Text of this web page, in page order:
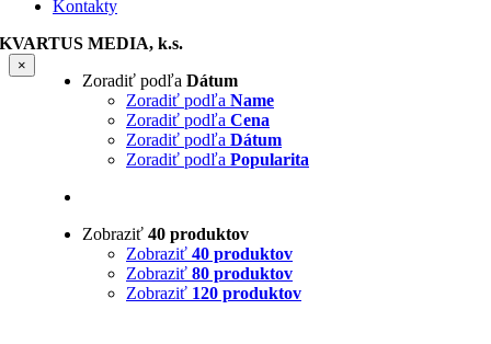
Kontakty
KVARTUS MEDIA, k.s.
Zoradiť podľa Dátum
Zoradiť podľa Name
Zoradiť podľa Cena
Zoradiť podľa Dátum
Zoradiť podľa Popularita
Zobraziť 40 produktov
Zobraziť 40 produktov
Zobraziť 80 produktov
Zobraziť 120 produktov
Zatvoriť
rýchle
×